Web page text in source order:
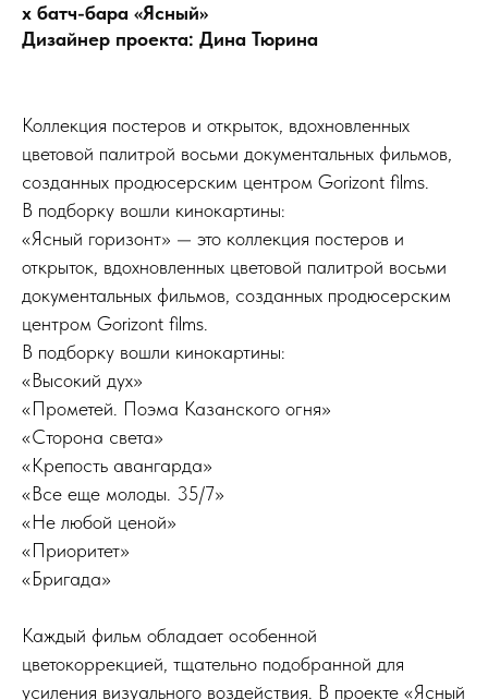
х батч-бара «Ясный»
Дизайнер проекта: Дина Тюрина
Коллекция постеров и открыток, вдохновленных
цветовой палитрой восьми документальных фильмов,
созданных продюсерским центром Gorizont films.
В подборку вошли кинокартины:
«Ясный горизонт» — это коллекция постеров и
открыток, вдохновленных цветовой палитрой восьми
документальных фильмов, созданных продюсерским
центром Gorizont films.
В подборку вошли кинокартины:
«Высокий дух»
«Прометей. Поэма Казанского огня»
«Сторона света»
«Крепость авангарда»
«Все еще молоды. 35/7»
«Не любой ценой»
«Приоритет»
«Бригада»
Каждый фильм обладает особенной
цветокоррекцией, тщательно подобранной для
усиления визуального воздействия. В проекте «Ясный